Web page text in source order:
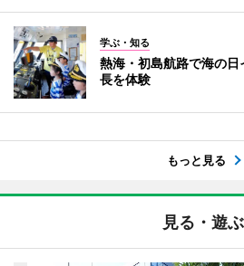
学ぶ・知る
熱海・初島航路で海の
長を体験
もっと見る
見る・遊ぶ